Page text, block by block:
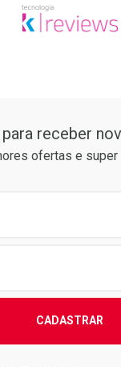
Por
receber
ofertas e
CADASTRAR